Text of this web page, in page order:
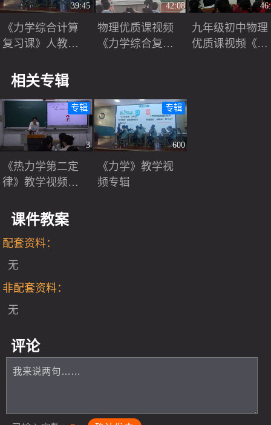
39:45
《力学综合计算
复习课》人教版
中考备考研讨课
视频
42:08
物理优质课视频
《力学综合复
九年级初中物理
优质课视频《力
相关专辑
3
专辑
《热力学第二定
律》教学视频专
600
专辑
《力学》教学视
频专辑
课件教案
配套资料：
无
非配套资料：
无
评论